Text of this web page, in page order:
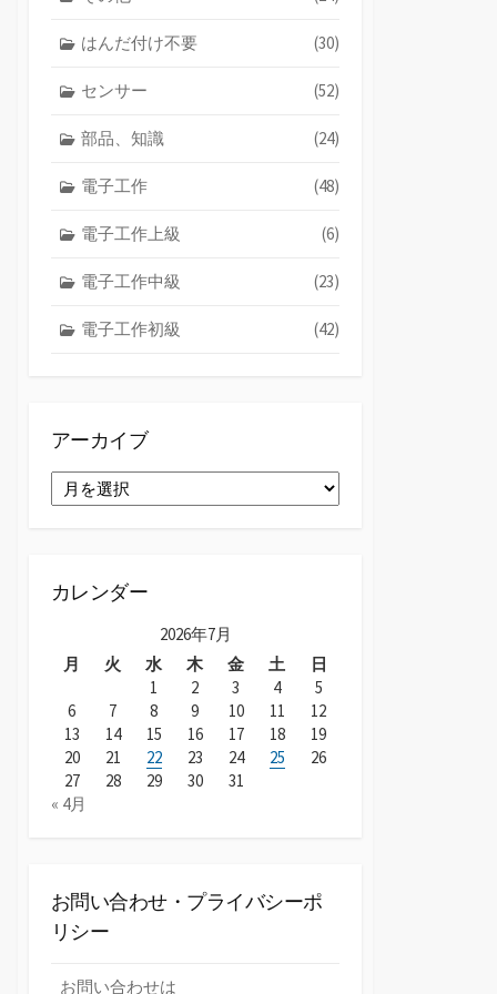
はんだ付け不要 (30)
センサー (52)
部品、知識 (24)
電子工作 (48)
電子工作上級 (6)
電子工作中級 (23)
電子工作初級 (42)
アーカイブ
ー
カレンダー
2026年7月
月
火 水 木 金 土
日
1
2 3 4
5
6
7 8 9 10 11
12
13
14 15 16 17 18
19
20
21 22 23 24 25
26
27
28 29 30
31
« 4月
お問い合わせ・プライバシーポ
リシー
お問い合わせは